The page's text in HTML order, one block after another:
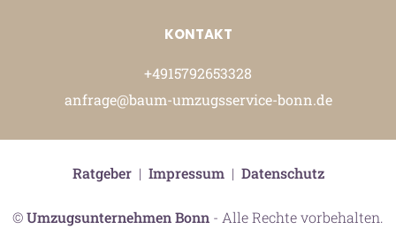
KONTAKT
+4915792653328
anfrage@baum-umzugsservice-bonn.de
©Umzugsunternehmen Bonn - Alle Rechte vorbehalten.
Ratgeber| Impressum| Datenschutz